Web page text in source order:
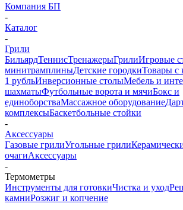
Компания БП
-
Каталог
-
Грили
БильярдТеннисТренажерыГрилиИгровые
минитрамплиныДетские городкиТовары с
1 рубльИнверсионные столыМебель и
шахматыФутбольные ворота и мячиБокс и
единоборстваМассажное оборудование
комплексыБаскетбольные стойки
-
Аксессуары
Газовые грилиУгольные грили
очагиАксессуары
-
Термометры
Инструменты для готовкиЧистка и уход
камниРозжиг и копчение